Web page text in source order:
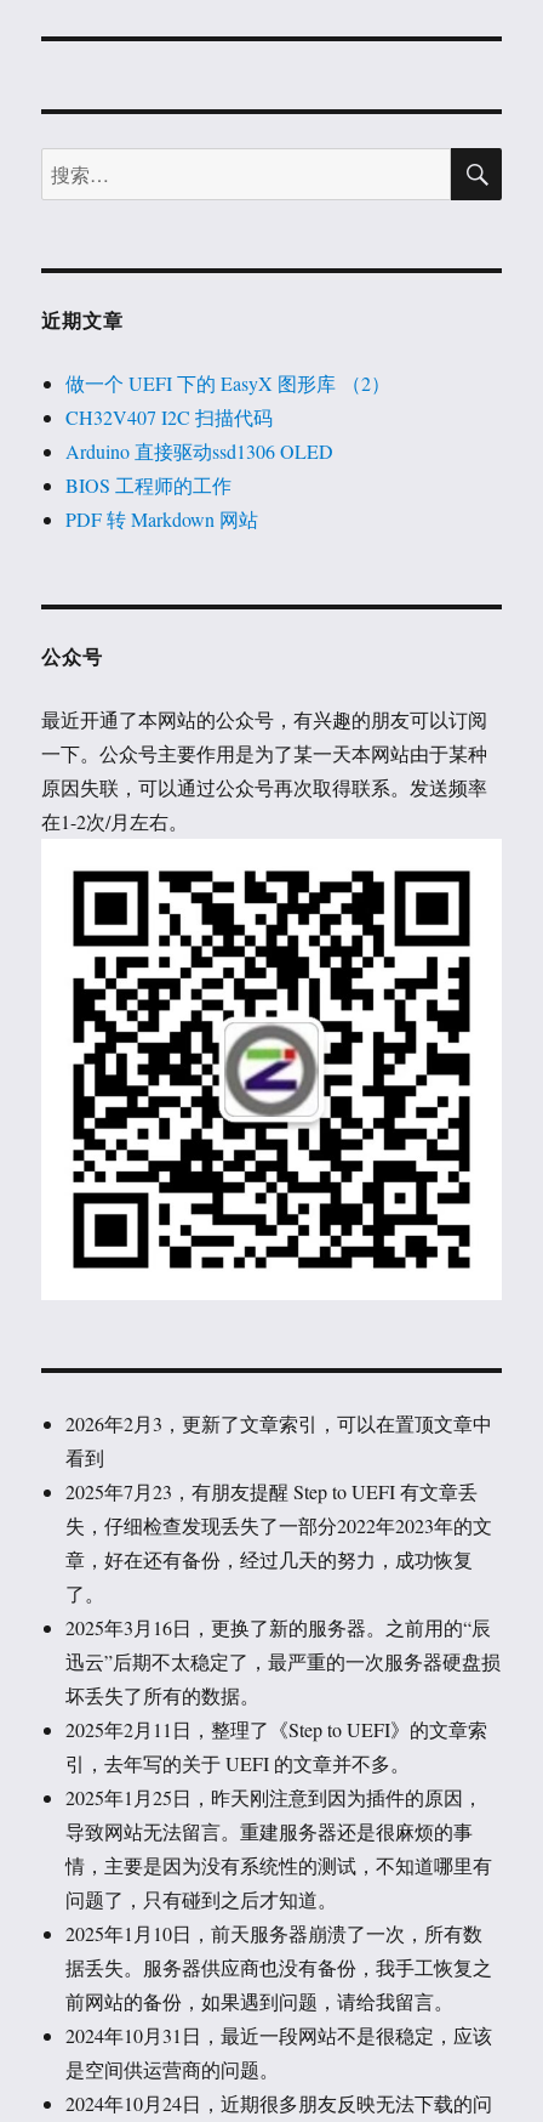
章：
搜
索：
搜
近期文章
做一个 UEFI 下的 EasyX 图形库 （2）
CH32V407 I2C 扫描代码
Arduino 直接驱动ssd1306 OLED
BIOS 工程师的工作
PDF 转 Markdown 网站
公众号
最近开通了本网站的公众号，有兴趣的朋友可以订阅
一下。公众号主要作用是为了某一天本网站由于某种
原因失联，可以通过公众号再次取得联系。发送频率
在1-2次/月左右。
2026年2月3，更新了文章索引，可以在置顶文章中
看到
2025年7月23，有朋友提醒 Step to UEFI 有文章丢
失，仔细检查发现丢失了一部分2022年2023年的文
章，好在还有备份，经过几天的努力，成功恢复
了。
2025年3月16日，更换了新的服务器。之前用的“辰
迅云”后期不太稳定了，最严重的一次服务器硬盘损
坏丢失了所有的数据。
2025年2月11日，整理了《Step to UEFI》的文章索
引，去年写的关于 UEFI 的文章并不多。
2025年1月25日，昨天刚注意到因为插件的原因，
导致网站无法留言。重建服务器还是很麻烦的事
情，主要是因为没有系统性的测试，不知道哪里有
问题了，只有碰到之后才知道。
2025年1月10日，前天服务器崩溃了一次，所有数
据丢失。服务器供应商也没有备份，我手工恢复之
前网站的备份，如果遇到问题，请给我留言。
2024年10月31日，最近一段网站不是很稳定，应该
是空间供运营商的问题。
2024年10月24日，近期很多朋友反映无法下载的问